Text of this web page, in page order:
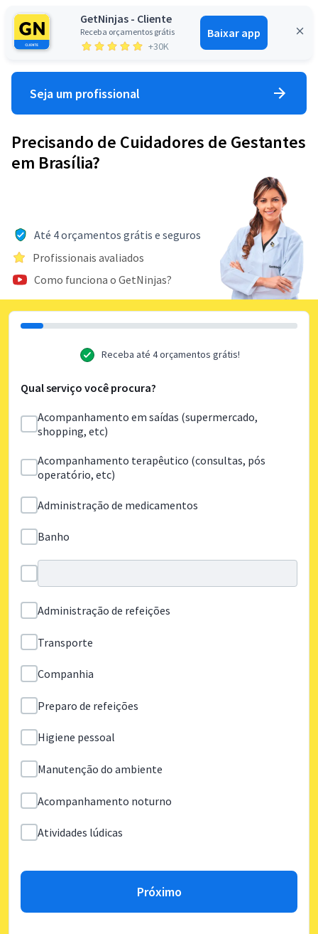
GetNinjas - Cliente
Receba orçamentos grátis
+30K
Baixar app
Entrar
Seja um profissional
Precisando de Cuidadores de Gestantes
em Brasília?
Até 4 orçamentos grátis e seguros
Profissionais avaliados
Como funciona o GetNinjas?
Receba até 4 orçamentos grátis!
Qual serviço você procura?
Acompanhamento em saídas (supermercado,
shopping, etc)
Acompanhamento terapêutico (consultas, pós
operatório, etc)
Administração de medicamentos
Banho
Administração de refeições
Transporte
Companhia
Preparo de refeições
Higiene pessoal
Manutenção do ambiente
Acompanhamento noturno
Atividades lúdicas
Próximo